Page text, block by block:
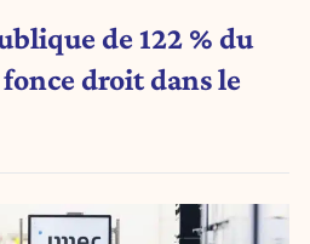
de 122 % du
droit dans le